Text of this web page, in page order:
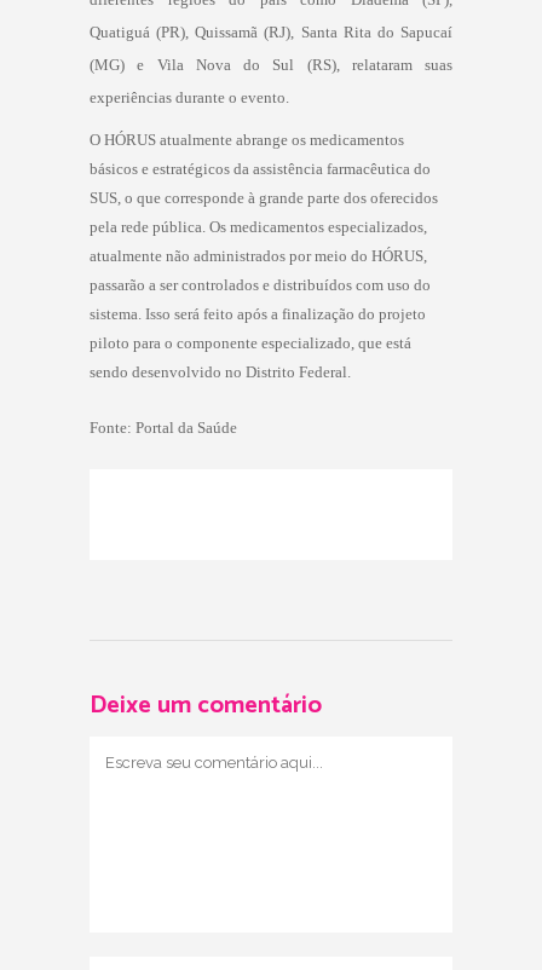
Quatiguá (PR), Quissamã (RJ), Santa Rita do Sapucaí
(MG) e Vila Nova do Sul (RS), relataram suas
experiências durante o evento.
O HÓRUS atualmente abrange os medicamentos
básicos e estratégicos da assistência farmacêutica do
SUS, o que corresponde à grande parte dos oferecidos
pela rede pública. Os medicamentos especializados,
atualmente não administrados por meio do HÓRUS,
passarão a ser controlados e distribuídos com uso do
sistema. Isso será feito após a finalização do projeto
piloto para o componente especializado, que está
sendo desenvolvido no Distrito Federal.
Fonte: Portal da Saúde
Deixe um comentário